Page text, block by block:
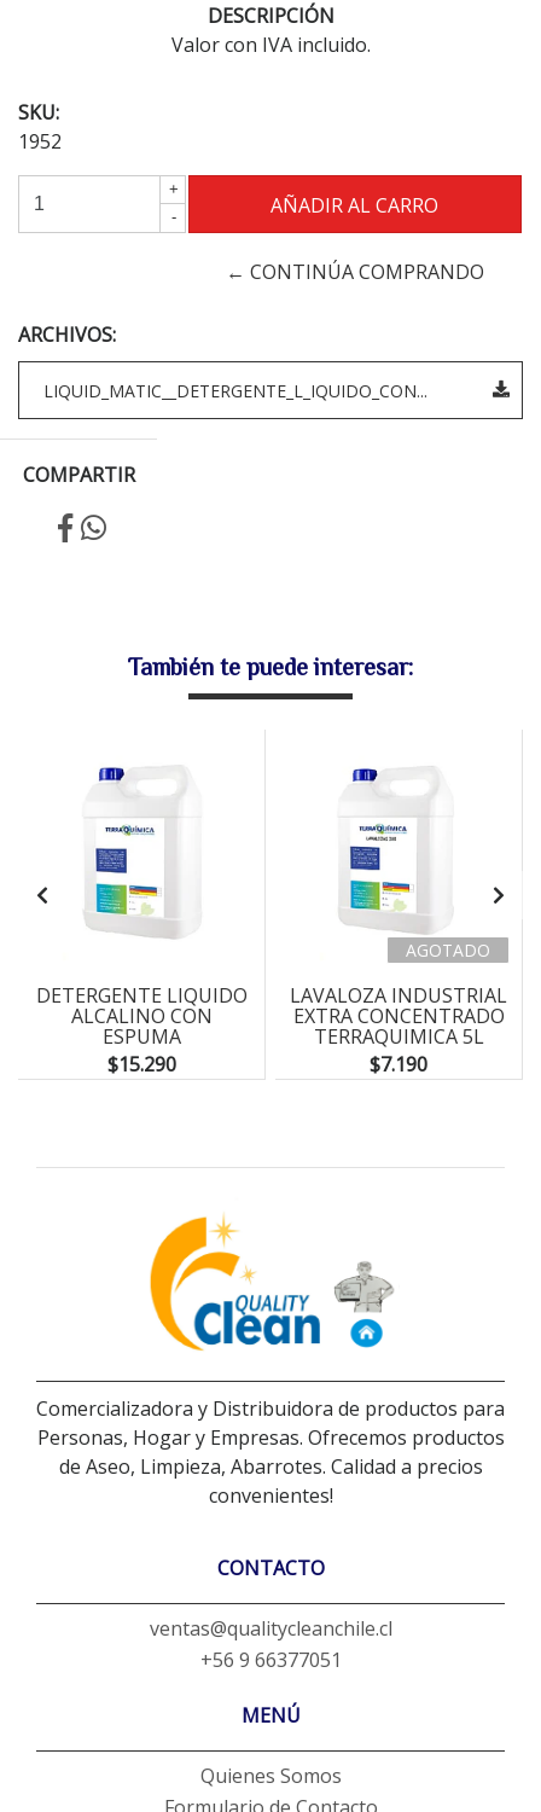
DESCRIPCIÓN
Valor con IVA incluido.
SKU:
1952
+
-
← CONTINÚA COMPRANDO
ARCHIVOS:
LIQUID_MATIC__DETERGENTE_L_IQUIDO_CON...
COMPARTIR
También te puede interesar:
DETERGENTE LIQUIDO
ALCALINO CON
ESPUMA
TERRAQUIMICA 6K
$15.290
AGOTADO
LAVALOZA INDUSTRIAL
EXTRA CONCENTRADO
TERRAQUIMICA 5L
$7.190
Comercializadora y Distribuidora de productos para
Personas, Hogar y Empresas. Ofrecemos productos
de Aseo, Limpieza, Abarrotes. Calidad a precios
convenientes!
CONTACTO
ventas@qualitycleanchile.cl
+56 9 66377051
MENÚ
Quienes Somos